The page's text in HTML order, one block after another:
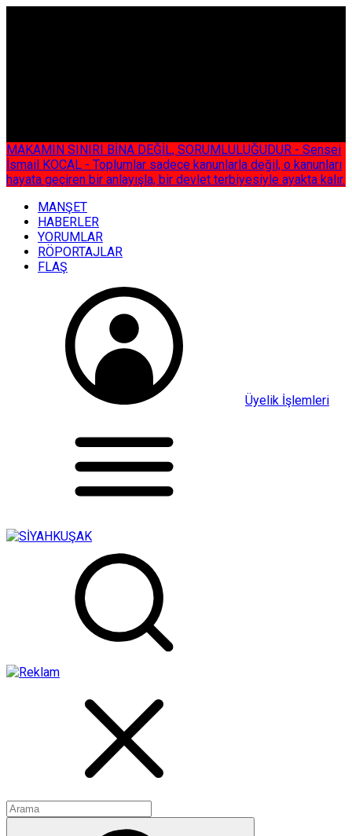
MAKAMIN SINIRI BİNA DEĞİL, SORUMLULUĞUDUR - Sensei
İsmail KOCAL - Toplumlar sadece kanunlarla değil, o kanunları
hayata geçiren bir anlayışla, bir devlet terbiyesiyle ayakta kalır.
MANŞET
HABERLER
YORUMLAR
RÖPORTAJLAR
FLAŞ
Üyelik İşlemleri